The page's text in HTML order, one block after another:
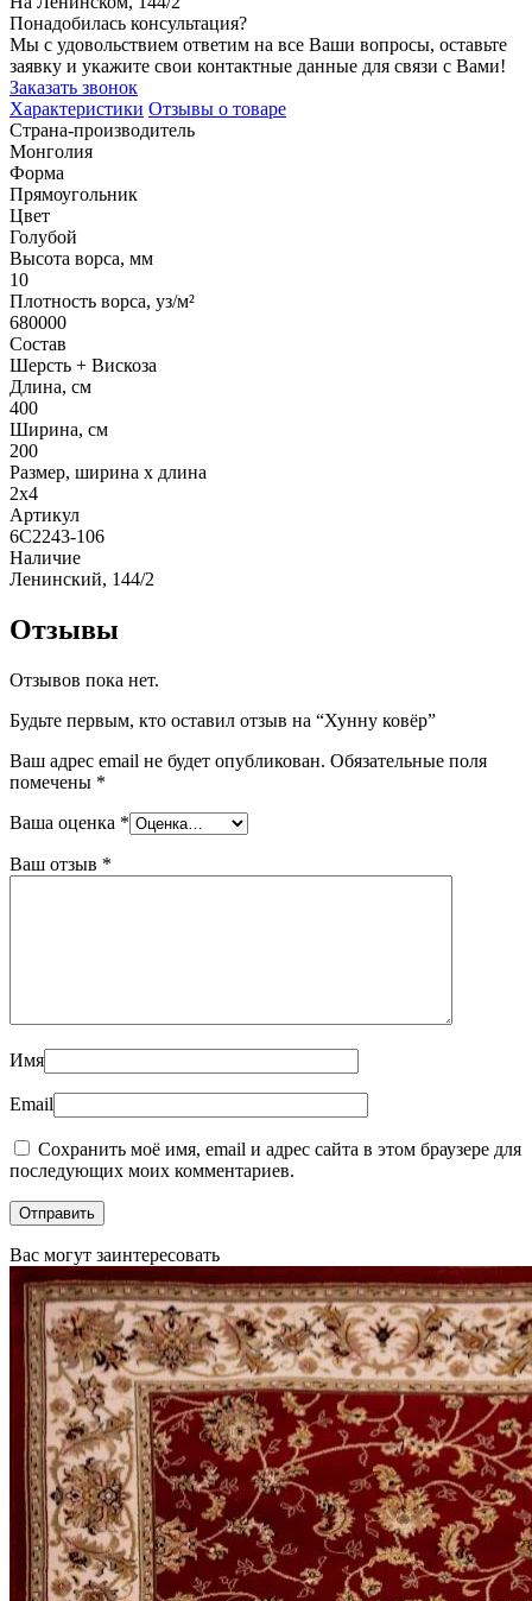
Понадобилась консультация?
Мы с удовольствием ответим на все Ваши вопросы, оставьте
заявку и укажите свои контактные данные для связи с Вами!
Заказать звонок
Характеристики Отзывы о товаре
Страна-производитель
Монголия
Форма
Прямоугольник
Цвет
Голубой
Высота ворса, мм
10
Плотность ворса, уз/м²
680000
Состав
Шерсть + Вискоза
Длина, см
400
Ширина, см
200
Размер, ширина x длина
2x4
Артикул
6C2243-106
Наличие
Ленинский, 144/2
Отзывы
Отзывов пока нет.
Будьте первым, кто оставил отзыв на “Хунну ковёр”
Ваш адрес email не будет опубликован. Обязательные поля
помечены *
Ваша оценка *
Ваш отзыв *
Имя
Email
Сохранить моё имя, email и адрес сайта в этом браузере для
последующих моих комментариев.
Вас могут заинтересовать